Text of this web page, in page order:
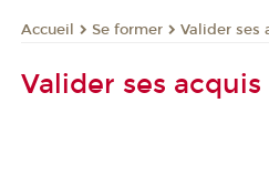
Accueil Se former Valider ses
Valider ses acquis